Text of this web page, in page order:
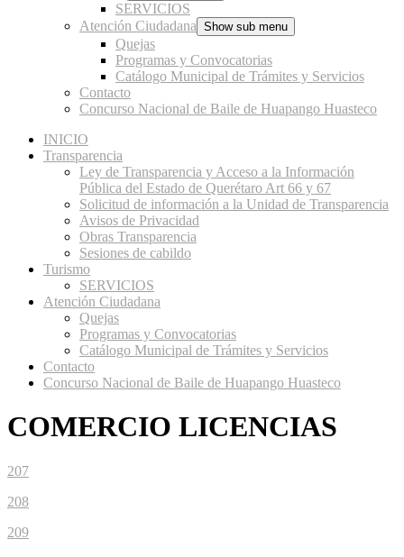
SERVICIOS
Atención Ciudadana Show sub menu
Quejas
Programas y Convocatorias
Catálogo Municipal de Trámites y Servicios
Contacto
Concurso Nacional de Baile de Huapango Huasteco
INICIO
Transparencia
Ley de Transparencia y Acceso a la Información
Pública del Estado de Querétaro Art 66 y 67
Solicitud de información a la Unidad de Transparencia
Avisos de Privacidad
Obras Transparencia
Sesiones de cabildo
Turismo
SERVICIOS
Atención Ciudadana
Quejas
Programas y Convocatorias
Catálogo Municipal de Trámites y Servicios
Contacto
Concurso Nacional de Baile de Huapango Huasteco
COMERCIO LICENCIAS
207
208
209